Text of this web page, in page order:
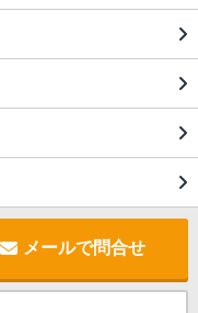
メールで問合せ